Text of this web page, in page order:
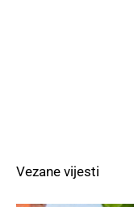
Vezane vijesti